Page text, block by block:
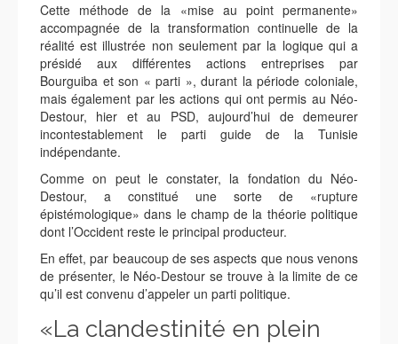
Cette méthode de la «mise au point permanente»
accompagnée de la transformation continuelle de la
réalité est illustrée non seulement par la logique qui a
présidé aux différentes actions entreprises par
Bourguiba et son « parti », durant la période coloniale,
mais également par les actions qui ont permis au Néo-
Destour, hier et au PSD, aujourd’hui de demeurer
incontestablement le parti guide de la Tunisie
indépendante.
Comme on peut le constater, la fondation du Néo-
Destour, a constitué une sorte de «rupture
épistémologique» dans le champ de la théorie politique
dont l’Occident reste le principal producteur.
En effet, par beaucoup de ses aspects que nous venons
de présenter, le Néo-Destour se trouve à la limite de ce
qu’il est convenu d’appeler un parti politique.
«La clandestinité en plein